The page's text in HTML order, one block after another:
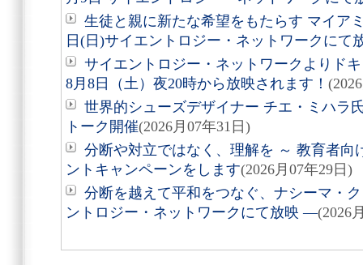
生徒と親に新たな希望をもたらす マイア
日(日)サイエントロジー・ネットワークにて
サイエントロジー・ネットワークよりド
8月8日（土）夜20時から放映されます！
世界的シューズデザイナー チエ・ミハラ
トーク開催(2026月07年31日)
分断や対立ではなく、理解を ～ 教育者向
ントキャンペーンをします(2026月07年29日)
分断を越えて平和をつなぐ、ナシーマ・
ントロジー・ネットワークにて放映 ―(2026